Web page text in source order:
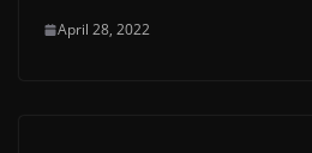
April 28, 2022